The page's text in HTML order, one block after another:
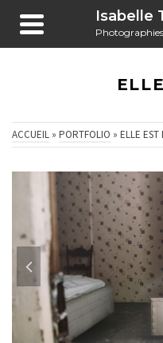
Isabelle
Photographies
ACCUEIL » PORTFOLIO » ELLE EST